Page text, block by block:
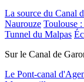
La source du Canal
Naurouze Toulouse
Tunnel du Malpas
Sur le Canal de
Le Pont-canal